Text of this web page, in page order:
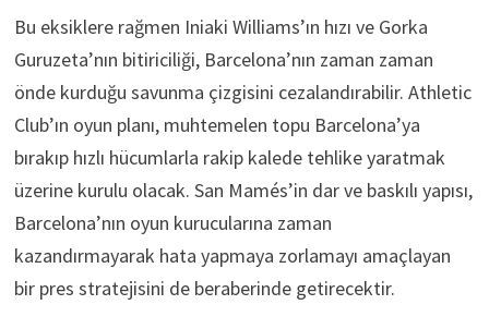
Bu eksiklere rağmen Iniaki Williams’ın hızı ve Gorka
Guruzeta’nın bitiriciliği, Barcelona’nın zaman zaman
önde kurduğu savunma çizgisini cezalandırabilir. Athletic
Club’ın oyun planı, muhtemelen topu Barcelona’ya
bırakıp hızlı hücumlarla rakip kalede tehlike yaratmak
üzerine kurulu olacak. San Mamés’in dar ve baskılı yapısı,
Barcelona’nın oyun kurucularına zaman
kazandırmayarak hata yapmaya zorlamayı amaçlayan
bir pres stratejisini de beraberinde getirecektir.